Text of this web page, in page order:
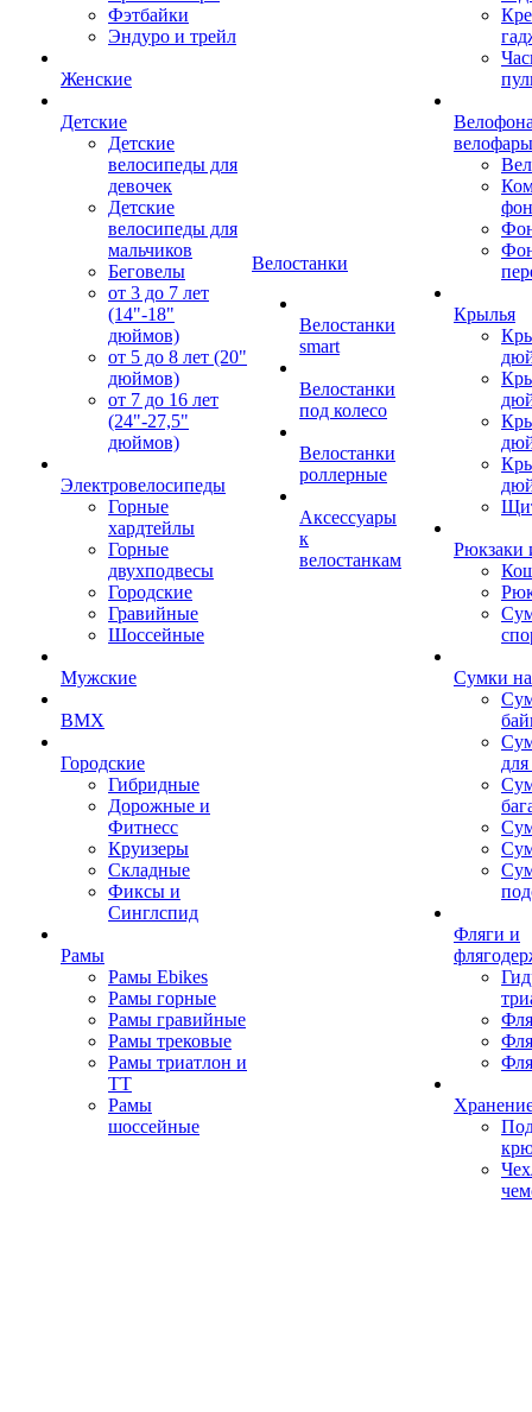
Фэтбайки
Эндуро и трейл
Женские
Детские
Детские
велосипеды для
девочек
Детские
велосипеды для
мальчиков
Беговелы
от 3 до 7 лет
(14"-18"
дюймов)
от 5 до 8 лет (20"
дюймов)
от 7 до 16 лет
(24"-27,5"
дюймов)
Электровелосипеды
Горные
хардтейлы
Горные
двухподвесы
Городские
Гравийные
Шоссейные
Мужские
BMX
Городские
Гибридные
Дорожные и
Фитнесс
Круизеры
Складные
Фиксы и
Синглспид
Рамы
Рамы Ebikes
Рамы горные
Рамы гравийные
Рамы трековые
Рамы триатлон и
ТТ
Рамы
шоссейные
Велостанки
Велостанки
smart
Велостанки
под колесо
Велостанки
роллерные
Аксессуары
к
велостанкам
велофары
Крылья
Рюкзаки
Сумки
Фляги и